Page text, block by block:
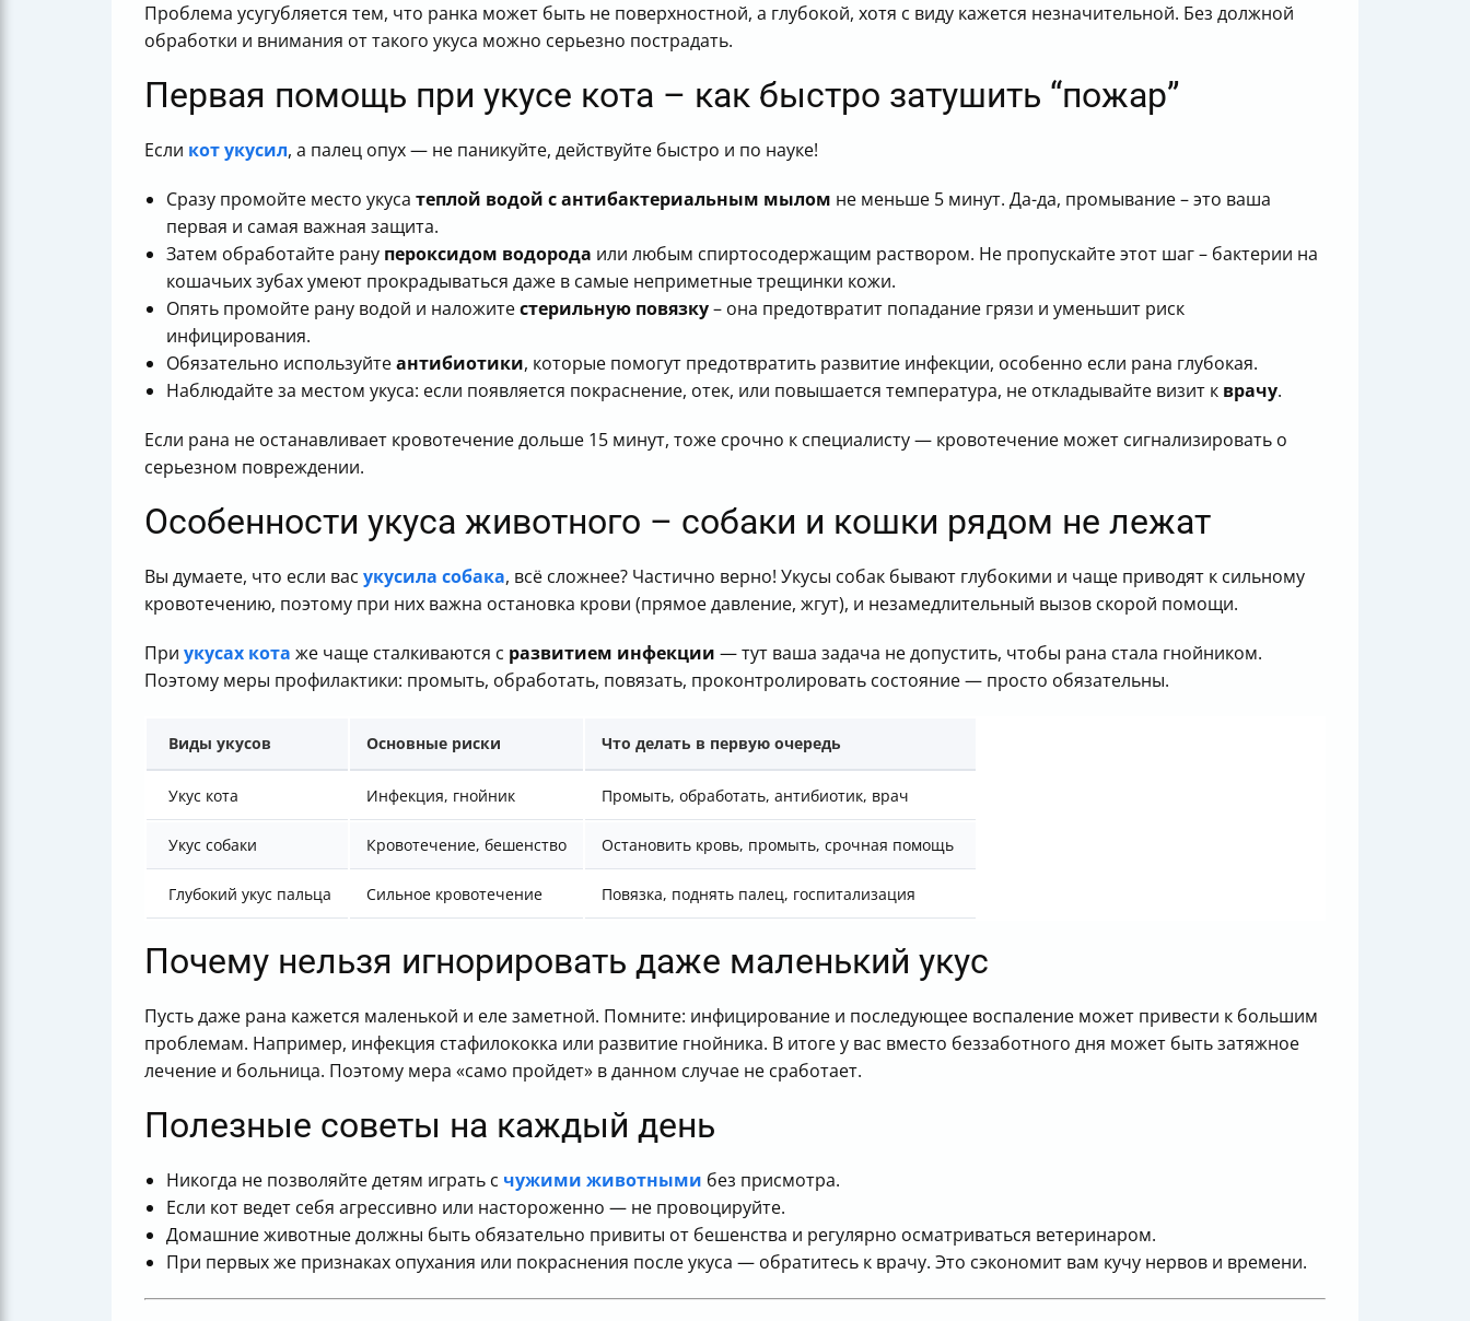
Проблема усугубляется тем, что ранка может быть не поверхностной, а глубокой, хотя с виду кажется незначительной. Без должной
обработки и внимания от такого укуса можно серьезно пострадать.
Первая помощь при укусе кота – как быстро затушить “пожар”
Если кот укусил, а палец опух — не паникуйте, действуйте быстро и по науке!
Сразу промойте место укуса теплой водой с антибактериальным мылом не меньше 5 минут. Да-да, промывание – это ваша
первая и самая важная защита.
Затем обработайте рану пероксидом водорода или любым спиртосодержащим раствором. Не пропускайте этот шаг – бактерии на
кошачьих зубах умеют прокрадываться даже в самые неприметные трещинки кожи.
Опять промойте рану водой и наложитестерильную повязку– она предотвратит попадание грязи и уменьшит риск
инфицирования.
Обязательно используйтеантибиотики, которые помогут предотвратить развитие инфекции, особенно если рана глубокая.
Наблюдайте за местом укуса: если появляется покраснение, отек, или повышается температура, не откладывайте визит к врачу.
Если рана не останавливает кровотечение дольше 15 минут, тоже срочно к специалисту — кровотечение может сигнализировать о
серьезном повреждении.
Особенности укуса животного – собаки и кошки рядом не лежат
Вы думаете, что если вас укусила собака, всё сложнее? Частично верно! Укусы собак бывают глубокими и чаще приводят к сильному
кровотечению, поэтому при них важна остановка крови (прямое давление, жгут), и незамедлительный вызов скорой помощи.
При укусах кота же чаще сталкиваются с развитием инфекции — тут ваша задача не допустить, чтобы рана стала гнойником.
Поэтому меры профилактики: промыть, обработать, повязать, проконтролировать состояние — просто обязательны.
Виды укусов Основные риски Что делать в первую очередь
Укус кота Инфекция, гнойник Промыть, обработать, антибиотик, врач
Укус собаки Кровотечение, бешенство Остановить кровь, промыть, срочная помощь
Глубокий укус пальца Сильное кровотечение Повязка, поднять палец, госпитализация
Почему нельзя игнорировать даже маленький укус
Пусть даже рана кажется маленькой и еле заметной. Помните: инфицирование и последующее воспаление может привести к большим
проблемам. Например, инфекция стафилококка или развитие гнойника. В итоге у вас вместо беззаботного дня может быть затяжное
лечение и больница. Поэтому мера «само пройдет» в данном случае не сработает.
Полезные советы на каждый день
Никогда не позволяйте детям играть с чужими животными без присмотра.
Если кот ведет себя агрессивно или настороженно — не провоцируйте.
Домашние животные должны быть обязательно привиты от бешенства и регулярно осматриваться ветеринаром.
При первых же признаках опухания или покраснения после укуса — обратитесь к врачу. Это сэкономит вам кучу нервов и времени.